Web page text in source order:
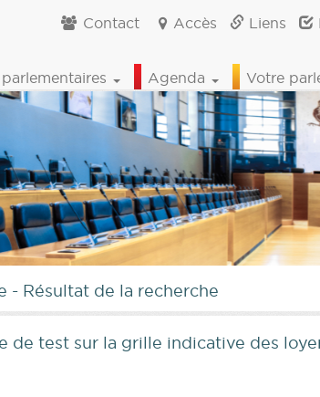
Contact Accès Liens
Agenda Votre
- Résultat de la recherche
de test sur la grille indicative des